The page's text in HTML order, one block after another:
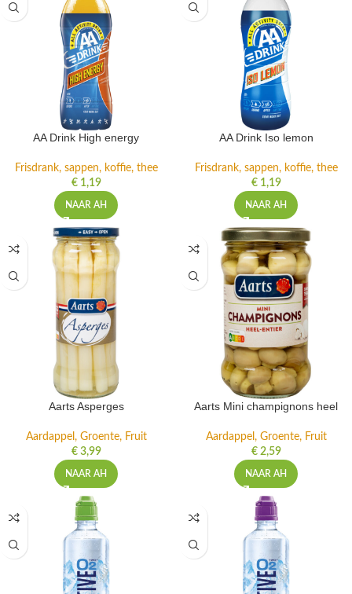
AA Drink High energy
Frisdrank, sappen, koffie, thee
€1,19
NAAR AH
AA Drink Iso lemon
Frisdrank, sappen, koffie, thee
€1,19
NAAR AH
Aarts Asperges
Aardappel, Groente, Fruit
€3,99
NAAR AH
Aarts Mini champignons heel
Aardappel, Groente, Fruit
€2,59
NAAR AH